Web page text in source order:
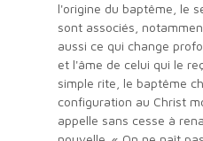
l'origine du baptême, le
sont associés,
aussi ce qui change
et l'âme de celui qui le
simple rite, le baptême
configuration au Christ
appelle sans cesse à